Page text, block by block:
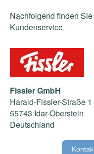
Nachfolgend finden
Kundenservice.
Fissler GmbH
Harald-Fissler-Straße 1
55743 Idar-Oberstein
Deutschland